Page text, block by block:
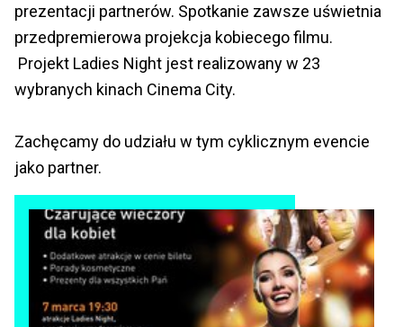
prezentacji partnerów. Spotkanie zawsze uświetnia
przedpremierowa projekcja kobiecego filmu.
Projekt Ladies Night jest realizowany w 23
wybranych kinach Cinema City.
Zachęcamy do udziału w tym cyklicznym evencie
jako partner.